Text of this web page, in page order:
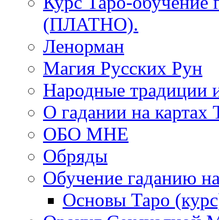
(ПЛАТНО).
Ленорман
Магия Русских Рун
Народные традиции
О гадании на картах
ОБО МНЕ
Обряды
Обучение гаданию
Основы Таро